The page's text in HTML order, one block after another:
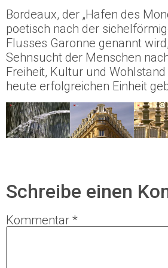
Bordeaux, der „Hafen des
poetisch nach der
Flusses Garonne genannt
Sehnsucht der Menschen
Freiheit, Kultur und
heute erfolgreichen Einheit
Schreibe einen
Kommentar *